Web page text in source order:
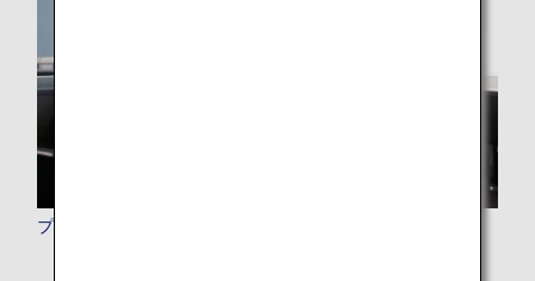
プレミアムメンバーの特典